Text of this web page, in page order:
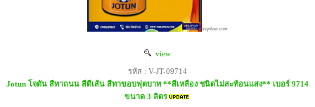
view
รหัส : V-JT-09714
Jotun โจตัน สีทาถนน สีตีเส้น สีทาขอบฟุตบาท **สีเหลือง ชนิดไม่สะท้อนแสง** เบอร์ 9714
ขนาด 3 ลิตร